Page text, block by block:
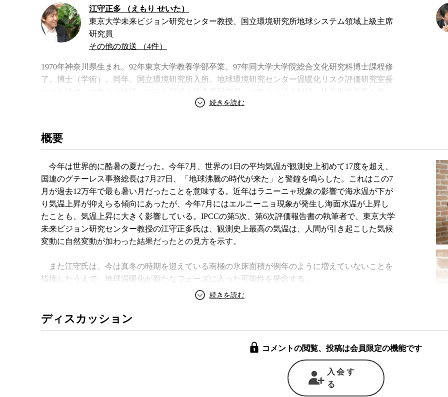
江守正多 （えもり せいた）
東京大学未来ビジョン研究センター教授、国立環境研究所地球システム領域上級主席
研究員
その他の放送 （4件）
1970年神奈川県生まれ。92年東京大学教養学部卒業。97年同大学大学院総合文化研究科博士課程修
了。博士（学術）。同年、国立環境研究所入所。地球環境研究センター温暖化リスク評価研究室長
務。21年東京大学総合文化研究科広域科学専攻客員教授、22年より東京大学未来ビジョン研究セン
「脅威論」と「懐疑論」を超えて』など。
著書
異常気象と人類の選択
概要
今年は世界的に酷暑の夏だった。今年7月、世界の1日の平均気温が観測史上初めて17度を超え、
国連のグテーレス事務総長は7月27日、「地球沸騰の時代が来た」と警鐘を鳴らした。これはこの7
月が過去12万年で最も暑い月だったことを意味する。近年はラニーニャ現象の影響で海水温が下が
り気温上昇が抑えらる傾向にあったが、今年7月にはエルニーニョ現象が発生し海面水温が上昇し
たことも、気温上昇に大きく影響している。IPCCの第5次、第6次評価報告書の執筆者で、東京大学
未来ビジョン研究センター教授の江守正多氏は、観測史上最高の気温は、人間が引き起こした気候
変動に自然変動が加わった結果だったとの見方を示す。
また江守氏は、今は真冬の時期を迎えている南極の氷床面積が例年のように増えていないことを
指摘したうえで、地球温暖化が新たなフェーズに入った可能性を懸念する。
がり鎮火しなくなる事例が近年多いのは、気候変動による高温化と乾燥化によることは間違いない
と語る。山火事によるCO2の排出は深刻で、今年カナダで発生した山火事では2000年代の平均を大
きく超える3億トンに迫るCO2が排出され、排出削減や植林の努力を帳消しにしかねない現状とな
各国はさまざまな地球温高対策を講じているが、IPCC（国連気候変動政府間パネル）の５つのシ
ナリオのうちもっとも楽観的な排出量シナリオでも、今世紀末までに地球全体の平均気温が産業革
ディスカッション
コメントの閲覧、投稿は会員限定の機能です
入会す
る